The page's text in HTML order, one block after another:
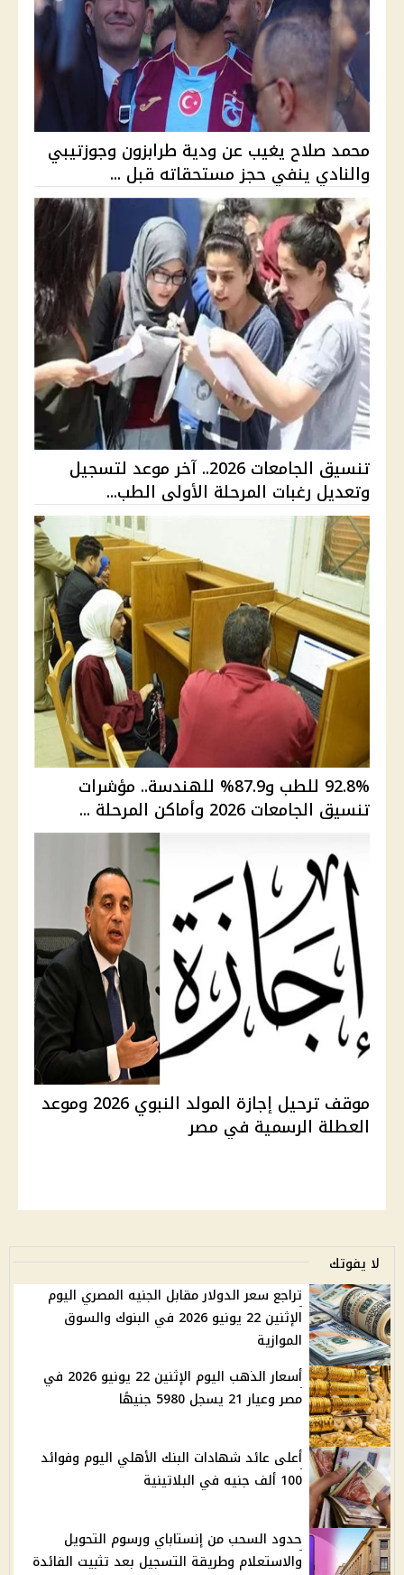
محمد صلاح يغيب عن ودية طرابزون وجوزتيبي
والنادي ينفي حجز مستحقاته قبل ...
تنسيق الجامعات 2026.. آخر موعد لتسجيل
وتعديل رغبات المرحلة الأولى الطب...
92.8% للطب و87.9% للهندسة.. مؤشرات
تنسيق الجامعات 2026 وأماكن المرحلة ...
موقف ترحيل إجازة المولد النبوي 2026 وموعد
العطلة الرسمية في مصر
لا يفوتك
تراجع سعر الدولار مقابل الجنيه المصري اليوم
الإثنين 22 يونيو 2026 في البنوك والسوق
الموازية
أسعار الذهب اليوم الإثنين 22 يونيو 2026 في
مصر وعيار 21 يسجل 5980 جنيهًا
أعلى عائد شهادات البنك الأهلي اليوم وفوائد
100 ألف جنيه في البلاتينية
حدود السحب من إنستاباي ورسوم التحويل
والاستعلام وطريقة التسجيل بعد تثبيت الفائدة